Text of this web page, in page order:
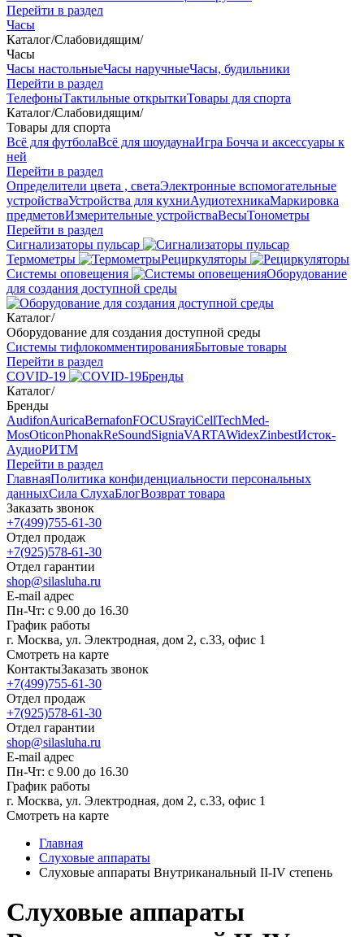
Перейти в раздел
Часы
Каталог/Слабовидящим/
Часы
Часы настольныеЧасы наручныеЧасы, будильники
Перейти в раздел
ТелефоныТактильные открыткиТовары для спорта
Каталог/Слабовидящим/
Товары для спорта
Всё для футболаВсё для шоудаунаИгра Бочча и аксессуары к
ней
Перейти в раздел
Определители цвета , светаЭлектронные вспомогательные
устройстваУстройства для кухниАудиотехникаМаркировка
предметовИзмерительные устройстваВесыТонометры
Перейти в раздел
Сигнализаторы пульсар
Термометры
Рециркуляторы
Cистемы оповещения
Оборудование
для создания доступной среды
Каталог/
Оборудование для создания доступной среды
Системы тифлокомментированияБытовые товары
Перейти в раздел
COVID-19
Бренды
Каталог/
Бренды
AudifonAuricaBernafonFOCUSrayiCellTechMed-
MosOticonPhonakReSoundSigniaVARTAWidexZinbestИсток-
АудиоРИТМ
Перейти в раздел
ГлавнаяПолитика конфиденциальности персональных
данныхСила СлухаБлогВозврат товара
Заказать звонок
+7(499)755-61-30
Отдел продаж
+7(925)578-61-30
Отдел гарантии
shop@silasluha.ru
E-mail адрес
Пн-Чт: с 9.00 до 16.30
График работы
г. Москва, ул. Электродная, дом 2, с.33, офис 1
Смотреть на карте
КонтактыЗаказать звонок
+7(499)755-61-30
Отдел продаж
+7(925)578-61-30
Отдел гарантии
shop@silasluha.ru
E-mail адрес
Пн-Чт: с 9.00 до 16.30
График работы
г. Москва, ул. Электродная, дом 2, с.33, офис 1
Смотреть на карте
Главная
Слуховые аппараты
Слуховые аппараты Внутриканальный II-IV степень
Слуховые аппараты